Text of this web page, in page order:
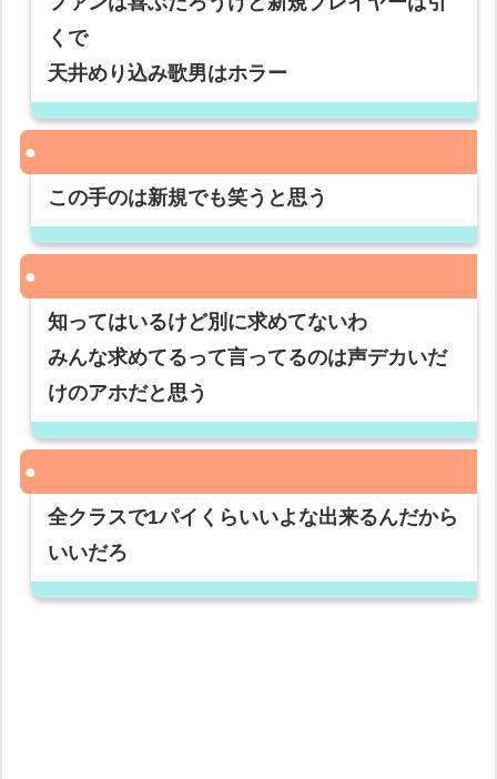
くで
天井めり込み歌男はホラー
この手のは新規でも笑うと思う
知ってはいるけど別に求めてないわ
みんな求めてるって言ってるのは声デカいだ
けのアホだと思う
全クラスで1パイくらいいよな出来るんだから
いいだろ